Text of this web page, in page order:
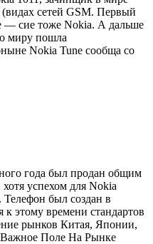
сетей GSM. Первый
— сие тоже Nokia. А дальше
миру пошла
Nokia Tune сообща со
года был продан общим
успехом для Nokia
был создан в
этому времени стандартов
рынков Китая, Японии,
Поле На Рынке